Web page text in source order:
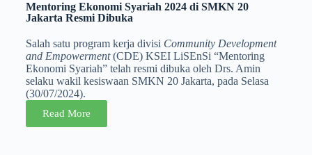
Mentoring Ekonomi Syariah 2024 di SMKN 20
Jakarta Resmi Dibuka
Salah satu program kerja divisi Community Development
and Empowerment(CDE) KSEI LiSEnSi “Mentoring
Ekonomi Syariah” telah resmi dibuka oleh Drs. Amin
selaku wakil kesiswaan SMKN 20 Jakarta, pada Selasa
(30/07/2024).
Read More